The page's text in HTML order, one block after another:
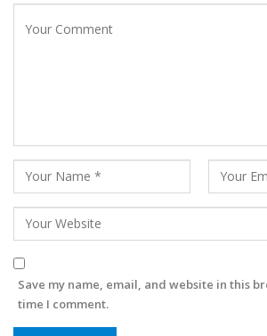
Save my name, email, and website in this
time I comment.